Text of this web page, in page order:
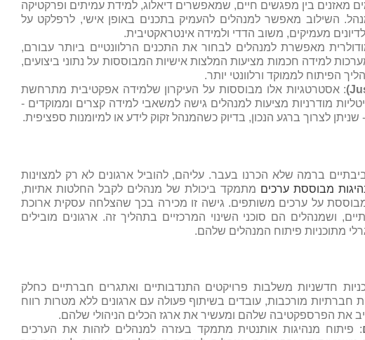
מאזנים בין מפגשים חיים, שמאפשרים דיאלוג, למידת עמיתים ופרקטיקה
השילוב מאפשר למנהלים להעמיק בתכנים באופן אישי, לרפלקט על
מעמיקים, משוב הדדי ולמידה אינטראקטיבית.
מאפשרת למנהלים לבחור את התכנים הרלוונטיים ביותר עבורם,
למידה חכמות מציעות המלצות אישיות המבוססות על נתוני ביצועים,
הפיתוח לממוקד ורלוונטי יותר.
: אסטרטגיות אלו מבוססות על העיקרון שלמידה אפקטיבית מתרחשת
מודרניות מציעות למנהלים גישה למשאבי למידה קצרים וממוקדים -
לצרוך ברגע הנכון, בדיוק כשהמנהל זקוק לידע או למיומנות ספציפית.
ברמה שלא הכרנו בעבר. עליהם, להוביל ארגונים לא רק למצוינות
מבוססת ערכים מתמקד ביכולת של מנהלים לקבל החלטות אתיות,
על ערכים משותפים. גישה זו מכירה בכך שהצלחה עסקית ארוכת
ושמנהלים הם סוכני השינוי המרכזיים בתהליך זה. ארגונים מובילים
מתוכניות פיתוח המנהלים שלהם.
חדשניות משלבות פרויקטים התנדבותיים ואתגרים חברתיים כחלק
מורכבות, עובדים בשיתוף פעולה עם ארגונים ללא מטרות רווח
את הפרספקטיבה שלהם ומעשיר את ארגז הכלים הניהולי שלהם.
: פיתוח מנהיגות אותנטית מתמקד בעזרה למנהלים לזהות את הערכים